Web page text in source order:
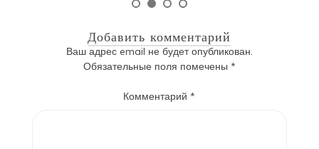
Добавить комментарий
Ваш адрес email не будет опубликован.
Обязательные поля помечены *
Комментарий*